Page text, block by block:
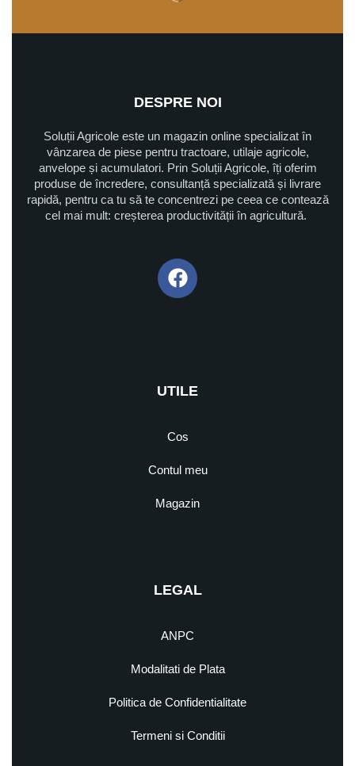
DESPRE NOI
Soluții Agricole este un magazin online specializat în
vânzarea de piese pentru tractoare, utilaje agricole,
anvelope și acumulatori. Prin Soluții Agricole, îți oferim
produse de încredere, consultanță specializată și livrare
rapidă, pentru ca tu să te concentrezi pe ceea ce contează
cel mai mult: creșterea productivității în agricultură.
UTILE
Cos
Contul meu
Magazin
LEGAL
ANPC
Modalitati de Plata
Politica de Confidentialitate
Termeni si Conditii